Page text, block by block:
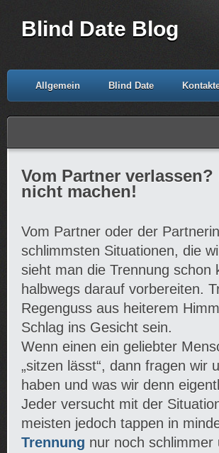
Blind Date Blog
Allgemein Blind Date
Vom Partner
nicht machen!
Vom Partner oder der
schlimmsten Situationen, die
sieht man die Trennung
halbwegs darauf vorbereiten.
Regenguss aus heiterem
Schlag ins Gesicht sein.
Wenn einen ein geliebter
„sitzen lässt“, dann fragen wir
haben und was wir denn
Jeder versucht mit der
meisten jedoch tappen in
Trennung nur noch